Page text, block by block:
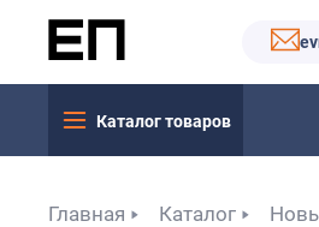
Каталог товаров
Главная Каталог